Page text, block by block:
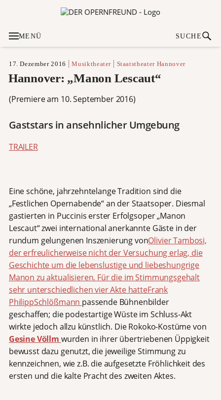
MENÜ SUCHE
17. Dezember 2016 Musiktheater Staatstheater Hannover
Hannover: „Manon Lescaut“
(Premiere am 10. September 2016)
Gaststars in ansehnlicher Umgebung
TRAILER
Eine schöne, jahrzehntelange Tradition sind die
„Festlichen Opernabende“ an der Staatsoper. Diesmal
gastierten in Puccinis erster Erfolgsoper „Manon
Lescaut“ zwei international anerkannte Gäste in der
rundum gelungenen Inszenierung vonOlivier Tambosi,
der erfreulicherweise nicht der Versuchung erlag, die
Geschichte um die lebenslustige und liebeshungrige
Manon zu aktualisieren. Für die im Stimmungsgehalt
sehr unterschiedlichen vier Akte hatteFrank
PhilippSchlößmann passende Bühnenbilder
geschaffen; die podestartige Wüste im Schluss-Akt
wirkte jedoch allzu künstlich. Die Rokoko-Kostümevon
Gesine Völlm wurden in ihrer übertriebenen Üppigkeit
bewusst dazu genutzt, die jeweilige Stimmung zu
kennzeichnen, wie z.B. die aufgesetzte Fröhlichkeit des
ersten und die kalte Pracht des zweiten Aktes.